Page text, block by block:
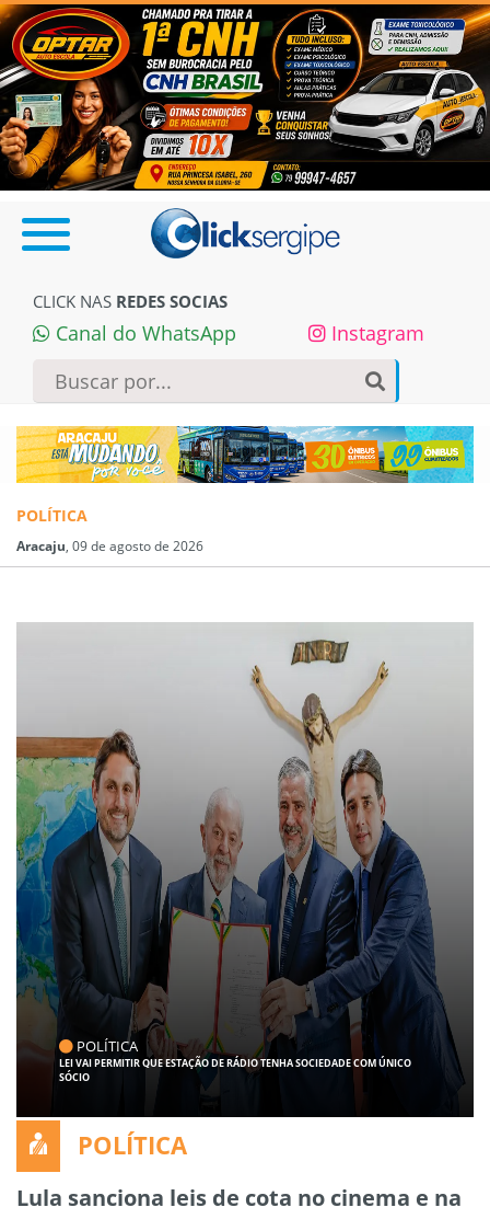
CLICK NAS REDES SOCIAS
Canal do WhatsApp Instagram
POLÍTICA
Aracaju, 09 de agosto de 2026
POLÍTICA
LEI VAI PERMITIR QUE ESTAÇÃO DE RÁDIO TENHA SOCIEDADE COM ÚNICO
SÓCIO
POLÍTICA
Lula sanciona leis de cota no cinema e na